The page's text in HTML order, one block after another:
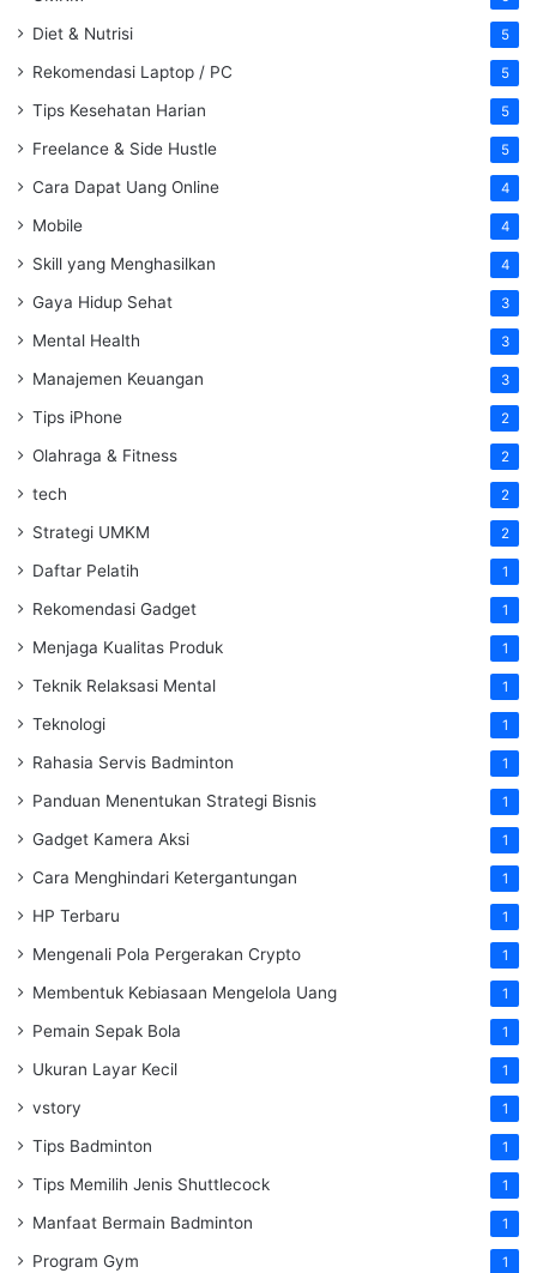
Diet & Nutrisi 5
Rekomendasi Laptop / PC 5
Tips Kesehatan Harian 5
Freelance & Side Hustle 5
Cara Dapat Uang Online 4
Mobile 4
Skill yang Menghasilkan 4
Gaya Hidup Sehat 3
Mental Health 3
Manajemen Keuangan 3
Tips iPhone 2
Olahraga & Fitness 2
tech 2
Strategi UMKM 2
Daftar Pelatih 1
Rekomendasi Gadget 1
Menjaga Kualitas Produk 1
Teknik Relaksasi Mental 1
Teknologi 1
Rahasia Servis Badminton 1
Panduan Menentukan Strategi Bisnis 1
Gadget Kamera Aksi 1
Cara Menghindari Ketergantungan 1
HP Terbaru 1
Mengenali Pola Pergerakan Crypto 1
Membentuk Kebiasaan Mengelola Uang 1
Pemain Sepak Bola 1
Ukuran Layar Kecil 1
vstory 1
Tips Badminton 1
Tips Memilih Jenis Shuttlecock 1
Manfaat Bermain Badminton 1
Program Gym 1